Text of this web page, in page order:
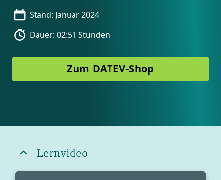
Stand: Januar 2024
Dauer: 02:51 Stunden
Zum DATEV-Shop
BlöckeLernvideo